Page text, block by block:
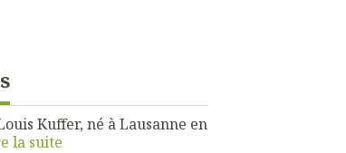
Kuffer, né à Lausanne en
la suite